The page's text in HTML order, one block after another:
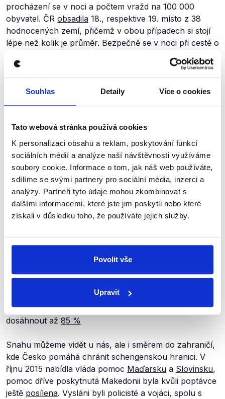
Souhlas Detaily Více o cookies
Tato webová stránka používá cookies
K personalizaci obsahu a reklam, poskytování funkcí
sociálních médií a analýze naší návštěvnosti využíváme
soubory cookie. Informace o tom, jak náš web používáte,
sdílíme se svými partnery pro sociální média, inzerci a
analýzy. Partneři tyto údaje mohou zkombinovat s
dalšími informacemi, které jste jim poskytli nebo které
získali v důsledku toho, že používáte jejich služby.
Povolit vše
Upravit
procházení se v noci a počtem vražd na 100 000
obyvatel. ČR obsadila 18., respektive 19. místo z 38
hodnocených zemí, přičemž v obou případech si stojí
lépe než kolik je průměr. Bezpečně se v noci při cestě o
výsledkům se sluší dodat, že vycházejí z velice
omezeného počtu respondentů.
Můžeme si tedy říct, že všechny možné metriky řadí
Co s tím děláme?
Bezpečnost obyvatel se ale nezařídí sama. Například v
září 2015 proběhlo na hranicích s Rakouskem společné
cvičení
Armády a Policie ČR, další bylo ukončeno
právě dnes, 30. listopadu 2016 (tentokrát museli obě
strany sehrát již jen samotní policisté.) Vedle toho vláda
Poštornéu Břeclavi. Tento bývalý vězeňský areál byl
dva měsíce připraven na imigrační vlnu, načež byl
a uvolněn potřebnějším, tedy opět
vězňům. Krom toho, zatímco začátkem roku 2015 byla
roku již byla kolem 80%, nyní se dle slov ministra
obrany pohybuje na 83 %, cílem do konce roku je
dosáhnout až 85 %
Snahu můžeme vidět u nás, ale i směrem do zahraničí,
kde Česko pomáhá chránit schengenskou hranici. V
říjnu 2015 nabídla vláda pomoc Maďarsku a Slovinsku,
pomoc dříve poskytnutá Makedonii byla kvůli poptávce
ještě posílena. Vysláni byli policisté a vojáci, spolu s